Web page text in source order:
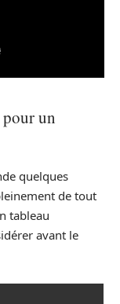
un
quelques
de tout
tableau
avant le